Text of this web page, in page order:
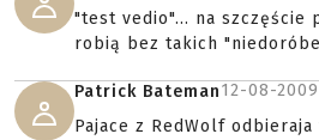
"test vedio"... na szczęście
robią bez takich
Patrick Bateman12-08-
Pajace z RedWolf